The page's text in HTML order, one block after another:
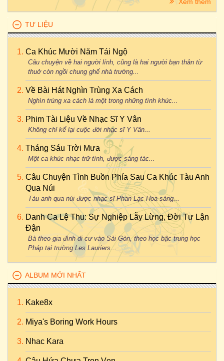
TƯ LIỆU
Ca Khúc Mười Năm Tái Ngộ
Câu chuyện về hai người lính, cũng là hai người bạn thân từ
thuở còn ngồi chung ghế nhà trường...
Về Bài Hát Nghìn Trùng Xa Cách
Nghìn trùng xa cách là một trong những tình khúc...
Phim Tài Liệu Về Nhạc Sĩ Y Vân
Không chỉ kể lại cuộc đời nhạc sĩ Y Vân...
Tháng Sáu Trời Mưa
Một ca khúc nhạc trữ tình, được sáng tác...
Câu Chuyện Tình Buồn Phía Sau Ca Khúc Tàu Anh
Qua Núi
Tàu anh qua núi được nhạc sĩ Phan Lạc Hoa sáng...
Danh Ca Lệ Thu: Sự Nghiệp Lẫy Lừng, Đời Tư Lận
Đận
Bà theo gia đình di cư vào Sài Gòn, theo học bậc trung học
Pháp tại trường Les Lauriers...
ALBUM MỚI NHẤT
Kake8x
Miya's Boring Work Hours
Nhac Kara